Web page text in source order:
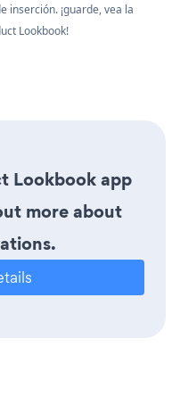
inserción. ¡guarde, vea la
Lookbook!
Lookbook app
more about